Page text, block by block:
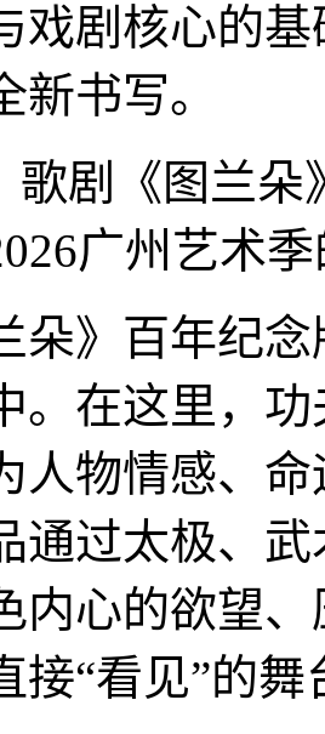
戏剧核心的
新书写。
歌剧《图兰
广州艺术
》百年纪念
。在这里，
人物情感、
通过太极、
内心的欲望
接“看见”的舞